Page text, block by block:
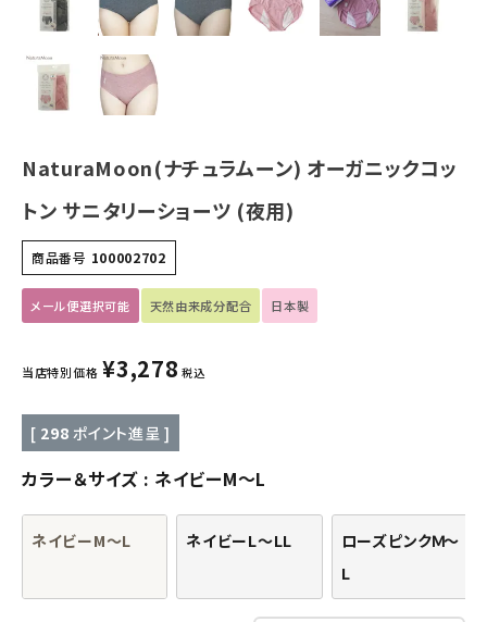
衛生用品
日用品雑貨
インナー・下着・ナイトウェア
キッチン用品
定期購入
NaturaMoon(ナチュラムーン) オーガニックコッ
トン サニタリーショーツ (夜用)
商品番号 100002702
メール便選択可能 天然由来成分配合 日本製
当店特別価格 ¥3,278 税込
[ 298 ポイント進呈 ]
カラー＆サイズ ネイビーM～L
ネイビーM～L ネイビーL～LL
ローズピンクＭ～
L